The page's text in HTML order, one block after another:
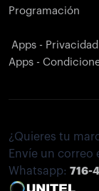
Programación
Apps - Privacidad
Apps -
¿Quieres tu
Envíe un correo
Whatsapp: 716-